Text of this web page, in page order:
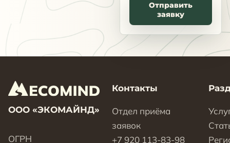
Отправить
заявку
ООО «ЭКОМАЙНД»
ОГРН
Контакты
Отдел приёма
заявок
+7 920 113-83-98